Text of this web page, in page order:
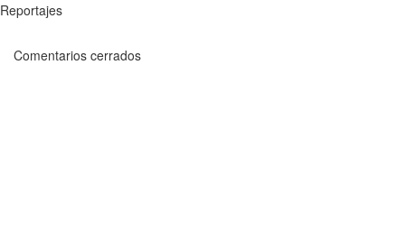
Reportajes
Comentarios cerrados